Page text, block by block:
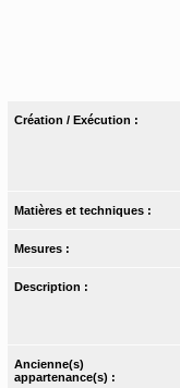
Création / Exécution :
Matières et techniques :
Mesures :
Description :
Ancienne(s)
appartenance(s) :